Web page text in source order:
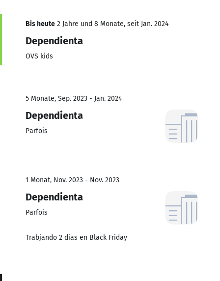
Bis heute 2 Jahre und 8 Monate, seit Jan. 2024
Dependienta
OVS kids
5 Monate, Sep. 2023 - Jan. 2024
Dependienta
Parfois
1 Monat, Nov. 2023 - Nov. 2023
Dependienta
Parfois
Trabjando 2 dias en Black Friday